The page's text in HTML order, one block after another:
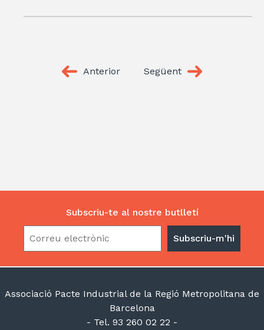
Anterior Següent
Subscriu-te al nostre butlletí
Associació Pacte Industrial de la Regió Metropolitana de
Barcelona
- Tel. 93 260 02 22 -